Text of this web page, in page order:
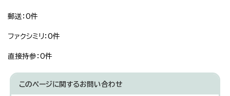
郵送：0件
ファクシミリ：0件
直接持参：0件
このページに関するお問い合わせ